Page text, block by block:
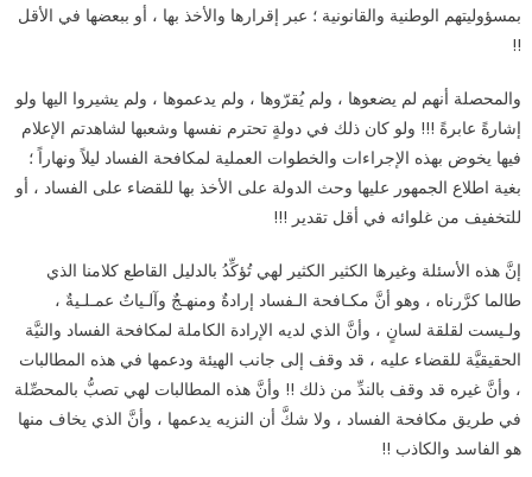
بمسؤوليتهم الوطنية والقانونية ؛ عبر إقرارها والأخذ بها ، أو ببعضها في الأقل
!!
والمحصلة أنهم لم يضعوها ، ولم يُقرّوها ، ولم يدعموها ، ولم يشيروا اليها ولو
إشارةً عابرةً !!! ولو كان ذلك في دولةٍ تحترم نفسها وشعبها لشاهدتم الإعلام
فيها يخوض بهذه الإجراءات والخطوات العملية لمكافحة الفساد ليلاً ونهاراً ؛
بغية اطلاع الجمهور عليها وحث الدولة على الأخذ بها للقضاء على الفساد ، أو
للتخفيف من غلوائه في أقل تقدير !!!
إنَّ هذه الأسئلة وغيرها الكثير الكثير لهي تُؤكِّدُ بالدليل القاطع كلامنا الذي
طالما كرَّرناه ، وهو أنَّ مكـافحة الـفساد إرادةٌ ومنهـجٌ وآلـياتٌ عمـلـيةٌ ،
ولـيست لقلقة لسانٍ ، وأنَّ الذي لديه الإرادة الكاملة لمكافحة الفساد والنيَّة
الحقيقيَّة للقضاء عليه ، قد وقف إلى جانب الهيئة ودعمها في هذه المطالبات
، وأنَّ غيره قد وقف بالندِّ من ذلك !! وأنَّ هذه المطالبات لهي تصبُّ بالمحصِّلة
في طريق مكافحة الفساد ، ولا شكَّ أن النزيه يدعمها ، وأنَّ الذي يخاف منها
هو الفاسد والكاذب !!